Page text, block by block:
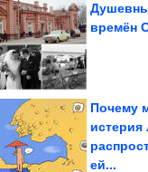
времён
Они
Почему
истерия
ей...
Как